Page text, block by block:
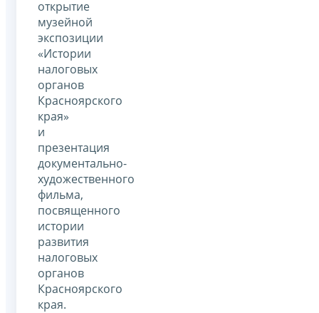
открытие
музейной
экспозиции
«Истории
налоговых
органов
Красноярского
края»
и
презентация
документально-
художественного
фильма,
посвященного
истории
развития
налоговых
органов
Красноярского
края.